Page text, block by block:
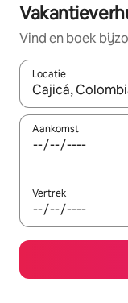
Vind en boek
Locatie
Wanneer er
Aankomst
Vertrek